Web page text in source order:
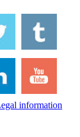
information